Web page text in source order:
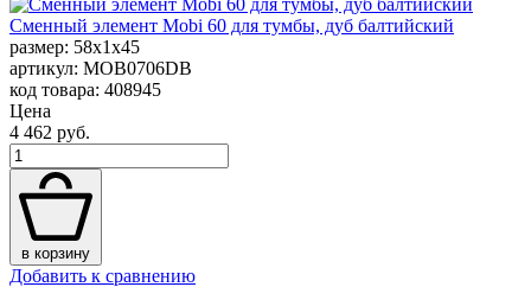
Сменный элемент Mobi 60 для тумбы, дуб балтийский
размер: 58x1x45
артикул: MOB0706DB
код товара: 408945
Цена
4 462 руб.
в корзину
Добавить к сравнению